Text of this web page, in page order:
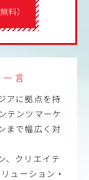
料）
言
アに拠点を持
テンツマーケ
まで幅広く対
、クリエイテ
ューション・